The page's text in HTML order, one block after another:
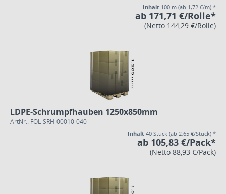
Inhalt 100 m (ab 1,72 €/m) *
ab 171,71 €/Rolle*
(Netto 144,29 €/Rolle)
LDPE-Schrumpfhauben 1250x850mm
ArtNr.: FOL-SRH-00010-040
Inhalt 40 Stück (ab 2,65 €/Stück) *
ab 105,83 €/Pack*
(Netto 88,93 €/Pack)